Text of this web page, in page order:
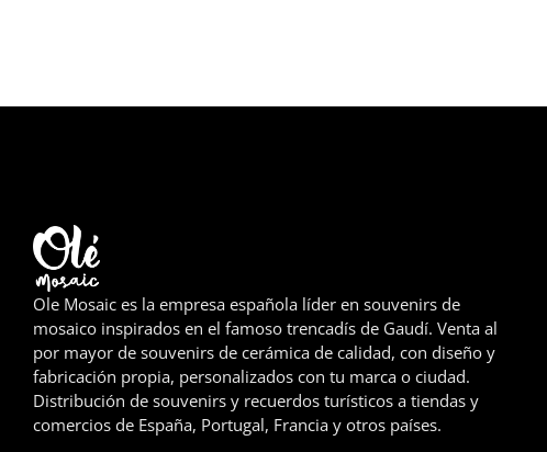
Ole Mosaic es la empresa española líder en souvenirs de
mosaico inspirados en el famoso trencadís de Gaudí. Venta al
por mayor de souvenirs de cerámica de calidad, con diseño y
fabricación propia, personalizados con tu marca o ciudad.
Distribución de souvenirs y recuerdos turísticos a tiendas y
comercios de España, Portugal, Francia y otros países.